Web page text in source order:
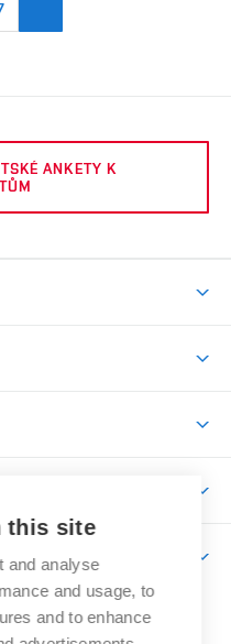
ANKETY K
Vysoké
this site
and analyse
and usage, to
and to enhance